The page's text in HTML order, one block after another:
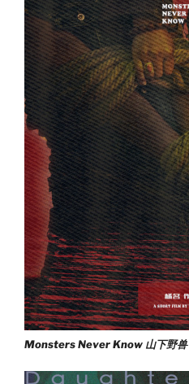
Monsters Never Know 山下野兽